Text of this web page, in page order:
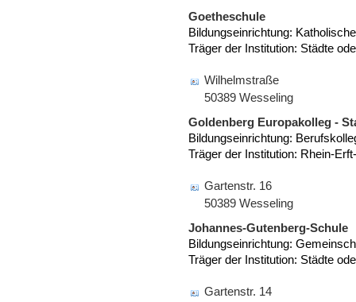
Goetheschule
Bildungseinrichtung:
Träger der Institution: Städte
Wilhelmstraße
50389 Wesseling
Goldenberg Europakolleg -
Bildungseinrichtung:
Träger der Institution: Rhein-
Gartenstr. 16
50389 Wesseling
Johannes-Gutenberg-Schule
Bildungseinrichtung:
Träger der Institution: Städte
Gartenstr. 14